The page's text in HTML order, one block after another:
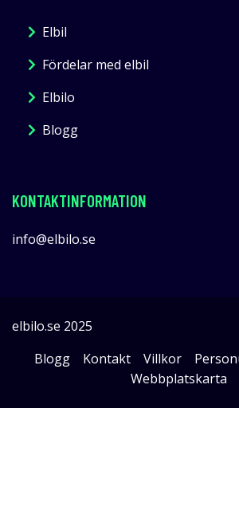
Elbil
Fördelar med elbil
Elbilo
Blogg
KONTAKTINFORMATION
info@elbilo.se
elbilo.se 2025
Blogg
Kontakt Villkor
Webbplatskarta